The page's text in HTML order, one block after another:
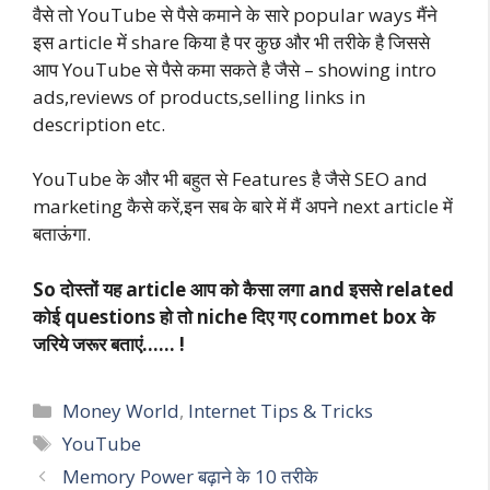
वैसे तो YouTube से पैसे कमाने के सारे popular ways मैंने
इस article में share किया है पर कुछ और भी तरीके है जिससे
आप YouTube से पैसे कमा सकते है जैसे – showing intro
ads,reviews of products,selling links in
description etc.
YouTube के और भी बहुत से Features है जैसे SEO and
marketing कैसे करें,इन सब के बारे में मैं अपने next article में
बताऊंगा.
So दोस्तों यह article आप को कैसा लगा and इससे related
कोई questions हो तो niche दिए गए commet box के
जरिये जरूर बताएं…… !
Categories
Money World, Internet Tips & Tricks
Tags
YouTube
Memory Power बढ़ाने के 10 तरीके